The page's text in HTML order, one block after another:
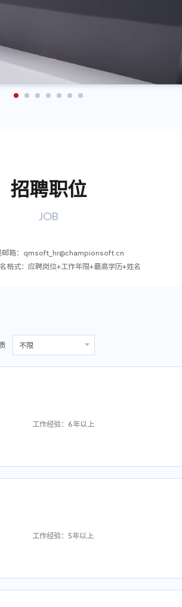
招聘职位
JOB
邮箱：qmsoft_hr@championsoft.cn
格式：应聘岗位+工作年限+最高学历+姓名
不限
不限
工作经验：6年以上
局部解决方案；
疑。
立承担多个业务方向的售前支持工作；
客户需求、行业变化和竞争形势有敏捷的感知能力
7、学习能力强，能够主动对行业新政策、新技术、新产品进行技术跟踪和学习。
工作经验：5年以上